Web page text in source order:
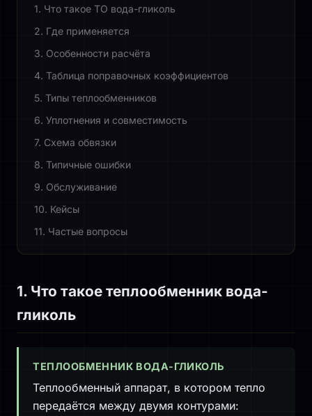
1. Что такое ТО вода-гликоль
2. Где применяется
3. Особенности расчёта
4. Таблица поправочных коэффициентов
5. Типы теплообменников
6. Уплотнения и совместимость
7. Схема обвязки
8. Типичные ошибки
9. Обслуживание
10. Кейсы
11. Частые вопросы
1. Что такое теплообменник вода-
гликоль
ТЕПЛООБМЕННИК ВОДА-ГЛИКОЛЬ
Теплообменный аппарат, в котором тепло
передаётся между двумя контурами: